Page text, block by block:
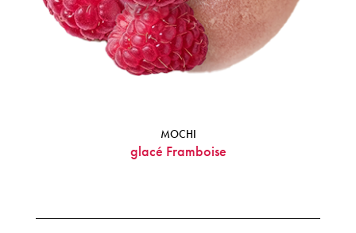
MOCHI
glacé Framboise